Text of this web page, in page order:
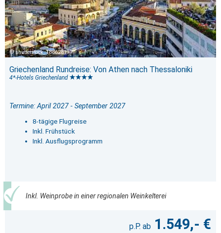
shutterstock_188628197
Griechenland Rundreise: Von Athen nach Thessaloniki
4*-Hotels Griechenland
Termine: April 2027 - September 2027
8-tägige Flugreise
Inkl. Frühstück
Inkl. Ausflugsprogramm
Inkl. Weinprobe in einer regionalen Weinkelterei
1.549,- €